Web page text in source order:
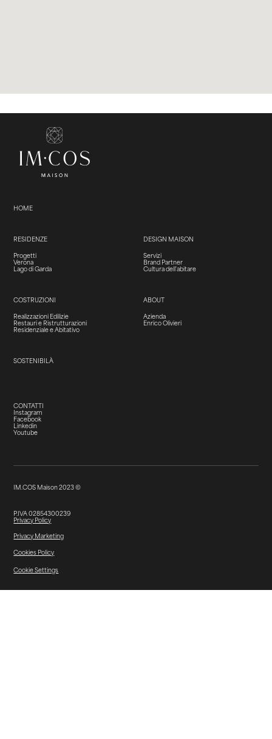
HOME
RESIDENZE
Progetti
Verona
Lago di Garda
DESIGN MAISON
Servizi
Brand Partner
Cultura dell'abitare
COSTRUZIONI
Realizzazioni Edilizie
Restauri e Ristrutturazioni
Residenziale e Abitativo
ABOUT
Azienda
Enrico Olivieri
SOSTENIBILÀ
CONTATTI
Instagram
Facebook
Linkedin
Youtube
Privacy Policy
Privacy Marketing
Cookies Policy
Cookie Settings
IM.COS Maison 2023 ©
P.IVA 02854300239